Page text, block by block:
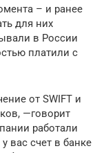
– и ранее
для них
в России
платили с
от SWIFT и
—говорит
работали
вас счет в банке